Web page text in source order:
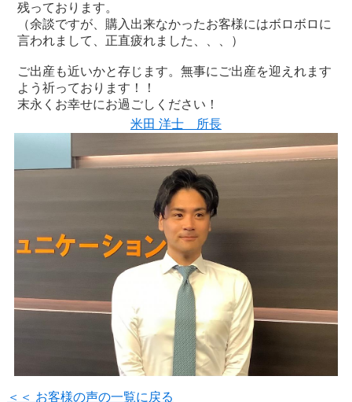
残っております。
（余談ですが、購入出来なかったお客様にはボロボロに
言われまして、正直疲れました、、、）
ご出産も近いかと存じます。無事にご出産を迎えれます
よう祈っております！！
末永くお幸せにお過ごしください！
米田 洋士 所長
＜＜ お客様の声の一覧に戻る